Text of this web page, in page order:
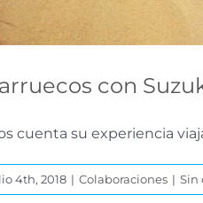
con
cuenta su experiencia
4th, 2018 | Colaboraciones | Sin